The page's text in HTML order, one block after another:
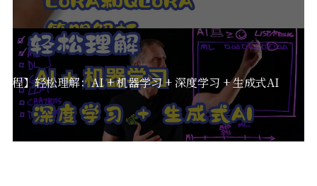
程】轻松理解：AI + 机器学习 + 深度学习 + 生成式AI